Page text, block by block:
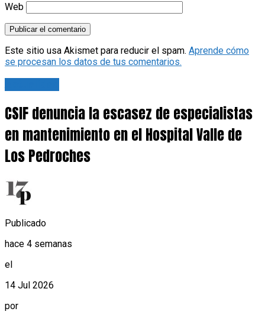
Web
Este sitio usa Akismet para reducir el spam. Aprende cómo
se procesan los datos de tus comentarios.
CSIF denuncia la escasez de especialistas
en mantenimiento en el Hospital Valle de
Los Pedroches
Publicado
hace 4 semanas
el
14 Jul 2026
por